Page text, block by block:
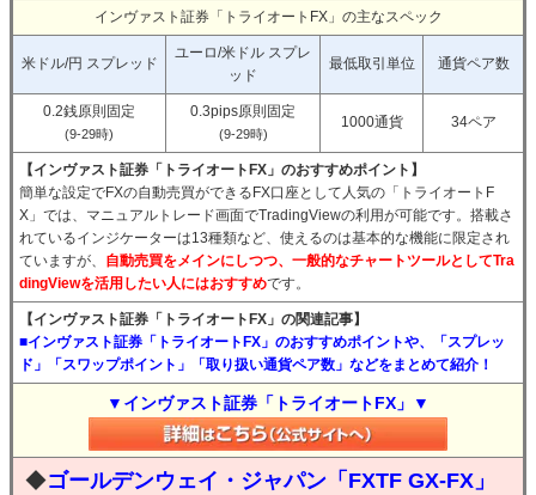
インヴァスト証券「トライオートFX」の主なスペック
米ドル/円 スプレッド
ユーロ/米ドル スプレ
ッド
最低取引単位 通貨ペア数
0.2銭原則固定
(9-29時)
0.3pips原則固定
(9-29時)
1000通貨 34ペア
【インヴァスト証券「トライオートFX」のおすすめポイント】
簡単な設定でFXの自動売買ができるFX口座として人気の「トライオートF
X」では、マニュアルトレード画面でTradingViewの利用が可能です。搭載さ
れているインジケーターは13種類など、使えるのは基本的な機能に限定され
ていますが、 自動売買をメインにしつつ、一般的なチャートツールとしてTra
dingViewを活用したい人にはおすすめです。
【インヴァスト証券「トライオートFX」の関連記事】
■インヴァスト証券「トライオートFX」のおすすめポイントや、「スプレッ
ド」「スワップポイント」「取り扱い通貨ペア数」などをまとめて紹介！
▼インヴァスト証券「トライオートFX」▼
◆ゴールデンウェイ・ジャパン「FXTF GX-FX」